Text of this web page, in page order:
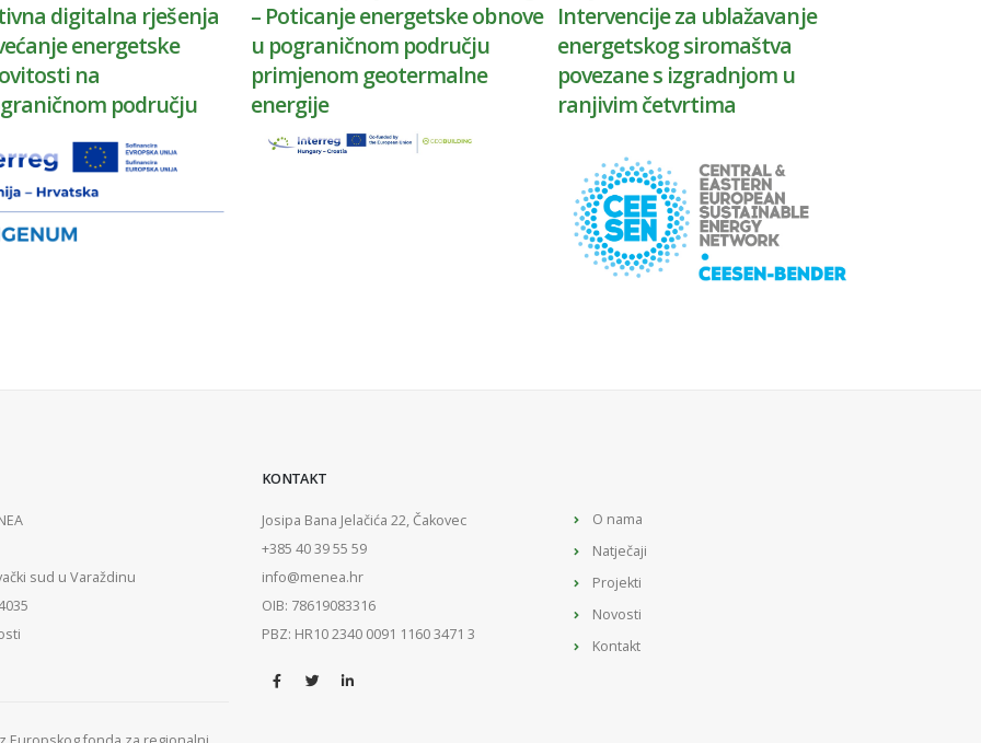
digitalna rješenja
energetske
na
području
– Poticanje energetske obnove
u pograničnom području
primjenom geotermalne
energije
Intervencije za ublažavanje
energetskog siromaštva
povezane s izgradnjom u
ranjivim četvrtima
sud u Varaždinu
KONTAKT
Josipa Bana Jelačića 22, Čakovec
+385 40 39 55 59
info@menea.hr
OIB: 78619083316
PBZ: HR10 2340 0091 1160 3471 3
O nama
Natječaji
Projekti
Novosti
Kontakt